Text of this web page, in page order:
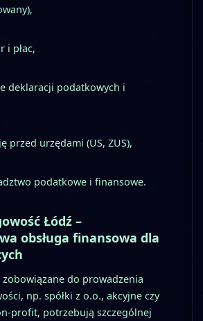
i płac,
deklaracji podatkowych i
przed urzędami (US, ZUS),
podatkowe i finansowe.
Łódź –
obsługa finansowa dla
zobowiązane do prowadzenia
np. spółki z o.o., akcyjne czy
profit, potrzebują szczególnej